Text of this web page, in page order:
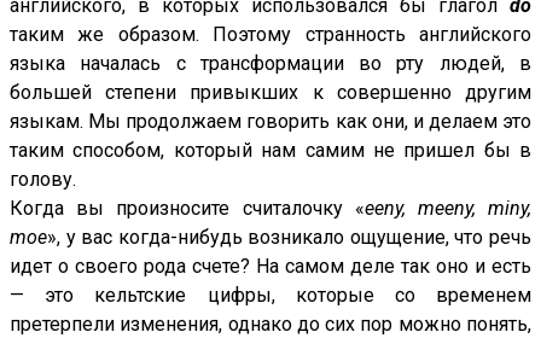
английского, в которых использовался бы глагол do
таким же образом. Поэтому странность английского
языка началась с трансформации во рту людей, в
большей степени привыкших к совершенно другим
языкам. Мы продолжаем говорить как они, и делаем это
таким способом, который нам самим не пришел бы в
голову.
Когда вы произносите считалочку «eeny, meeny, miny,
moe», у вас когда-нибудь возникало ощущение, что речь
идет о своего рода счете? На самом деле так оно и есть
— это кельтские цифры, которые со временем
претерпели изменения, однако до сих пор можно понять,